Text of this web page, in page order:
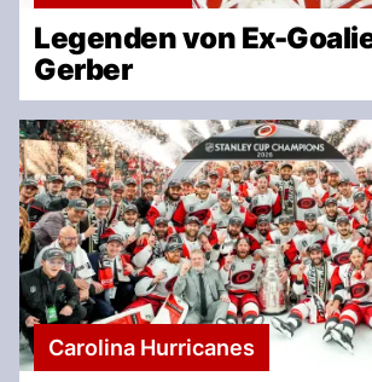
Legenden von Ex-
Gerber
Carolina Hurricanes